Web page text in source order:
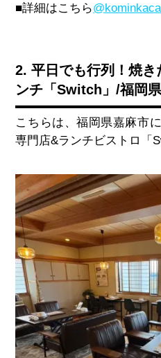
■詳細はこちら
2. 平日でも行列！焼
ンチ「Switch」/福岡
こちらは、福岡県嘉麻市
専門店&ランチビストロ「